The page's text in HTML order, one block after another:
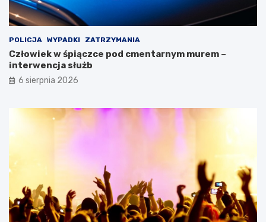
POLICJA WYPADKI ZATRZYMANIA
Człowiek w śpiączce pod cmentarnym murem –
interwencja służb
6 sierpnia 2026